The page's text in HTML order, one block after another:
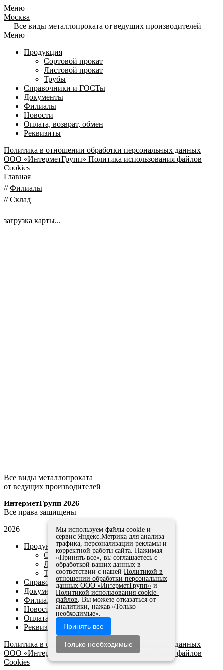
Меню
Москва
— Все виды металлопроката от ведущих производителей
Меню
Продукция
Сортовой прокат
Листовой прокат
Трубы
Справочники и ГОСТы
Документы
Филиалы
Новости
Оплата, возврат, обмен
Реквизиты
Политика в отношении обработки персональных данных
ООО «ИнтерметГрупп» Политика использования файлов
Cookies
Главная
// Филиалы
// Склад
загрузка карты...
Все виды металлопроката
от ведущих производителей
ИнтерметГрупп 2026
Все права защищены
2026
Продукция
Сортовой прокат
Листовой прокат
Трубы
Справочники и ГОСТы
Документы
Филиалы
Новости
Оплата, возврат, обмен
Реквизиты
Политика в отношении обработки персональных данных
ООО «ИнтерметГрупп» Политика использования файлов
Cookies
Мы используем файлы cookie и
сервис Яндекс.Метрика для анализа
трафика, персонализации рекламы и
корректной работы сайта. Нажимая
«Принять все», вы соглашаетесь с
обработкой ваших данных в
соответствии с нашей Политикой в
отношении обработки персональных
данных ООО «ИнтерметГрупп» и
Политикой использования cookie-
файлов. Вы можете отказаться от
аналитики, нажав «Только
необходимые».
Принять все
Только необходимые